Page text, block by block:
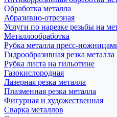
Обработка металла
Абразивно-отрезная
Услуги по нарезке резьбы на
Металлообработка
Рубка металла пресс-
Гидрообразивная резка металла
Рубка листа на гильотине
Газокислородная
Лазерная резка металла
Плазменная резка металла
Фигурная и художественная
Сварка металлов